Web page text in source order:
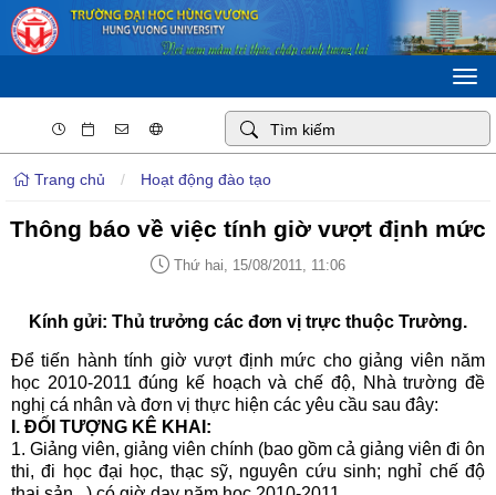
Trang chủ / Hoạt động đào tạo
Thông báo về việc tính giờ vượt định mức
Thứ hai, 15/08/2011, 11:06
Kính gửi: Thủ trưởng các đơn vị trực thuộc Trường.
Để tiến hành tính giờ vượt định mức cho giảng viên năm
học 2010-2011 đúng kế hoạch và chế độ, Nhà trường đề
nghị cá nhân và đơn vị thực hiện các yêu cầu sau đây:
I. ĐỐI TƯỢNG KÊ KHAI:
1. Giảng viên, giảng viên chính (bao gồm cả giảng viên đi ôn
thi, đi học đại học, thạc sỹ, nguyên cứu sinh; nghỉ chế độ